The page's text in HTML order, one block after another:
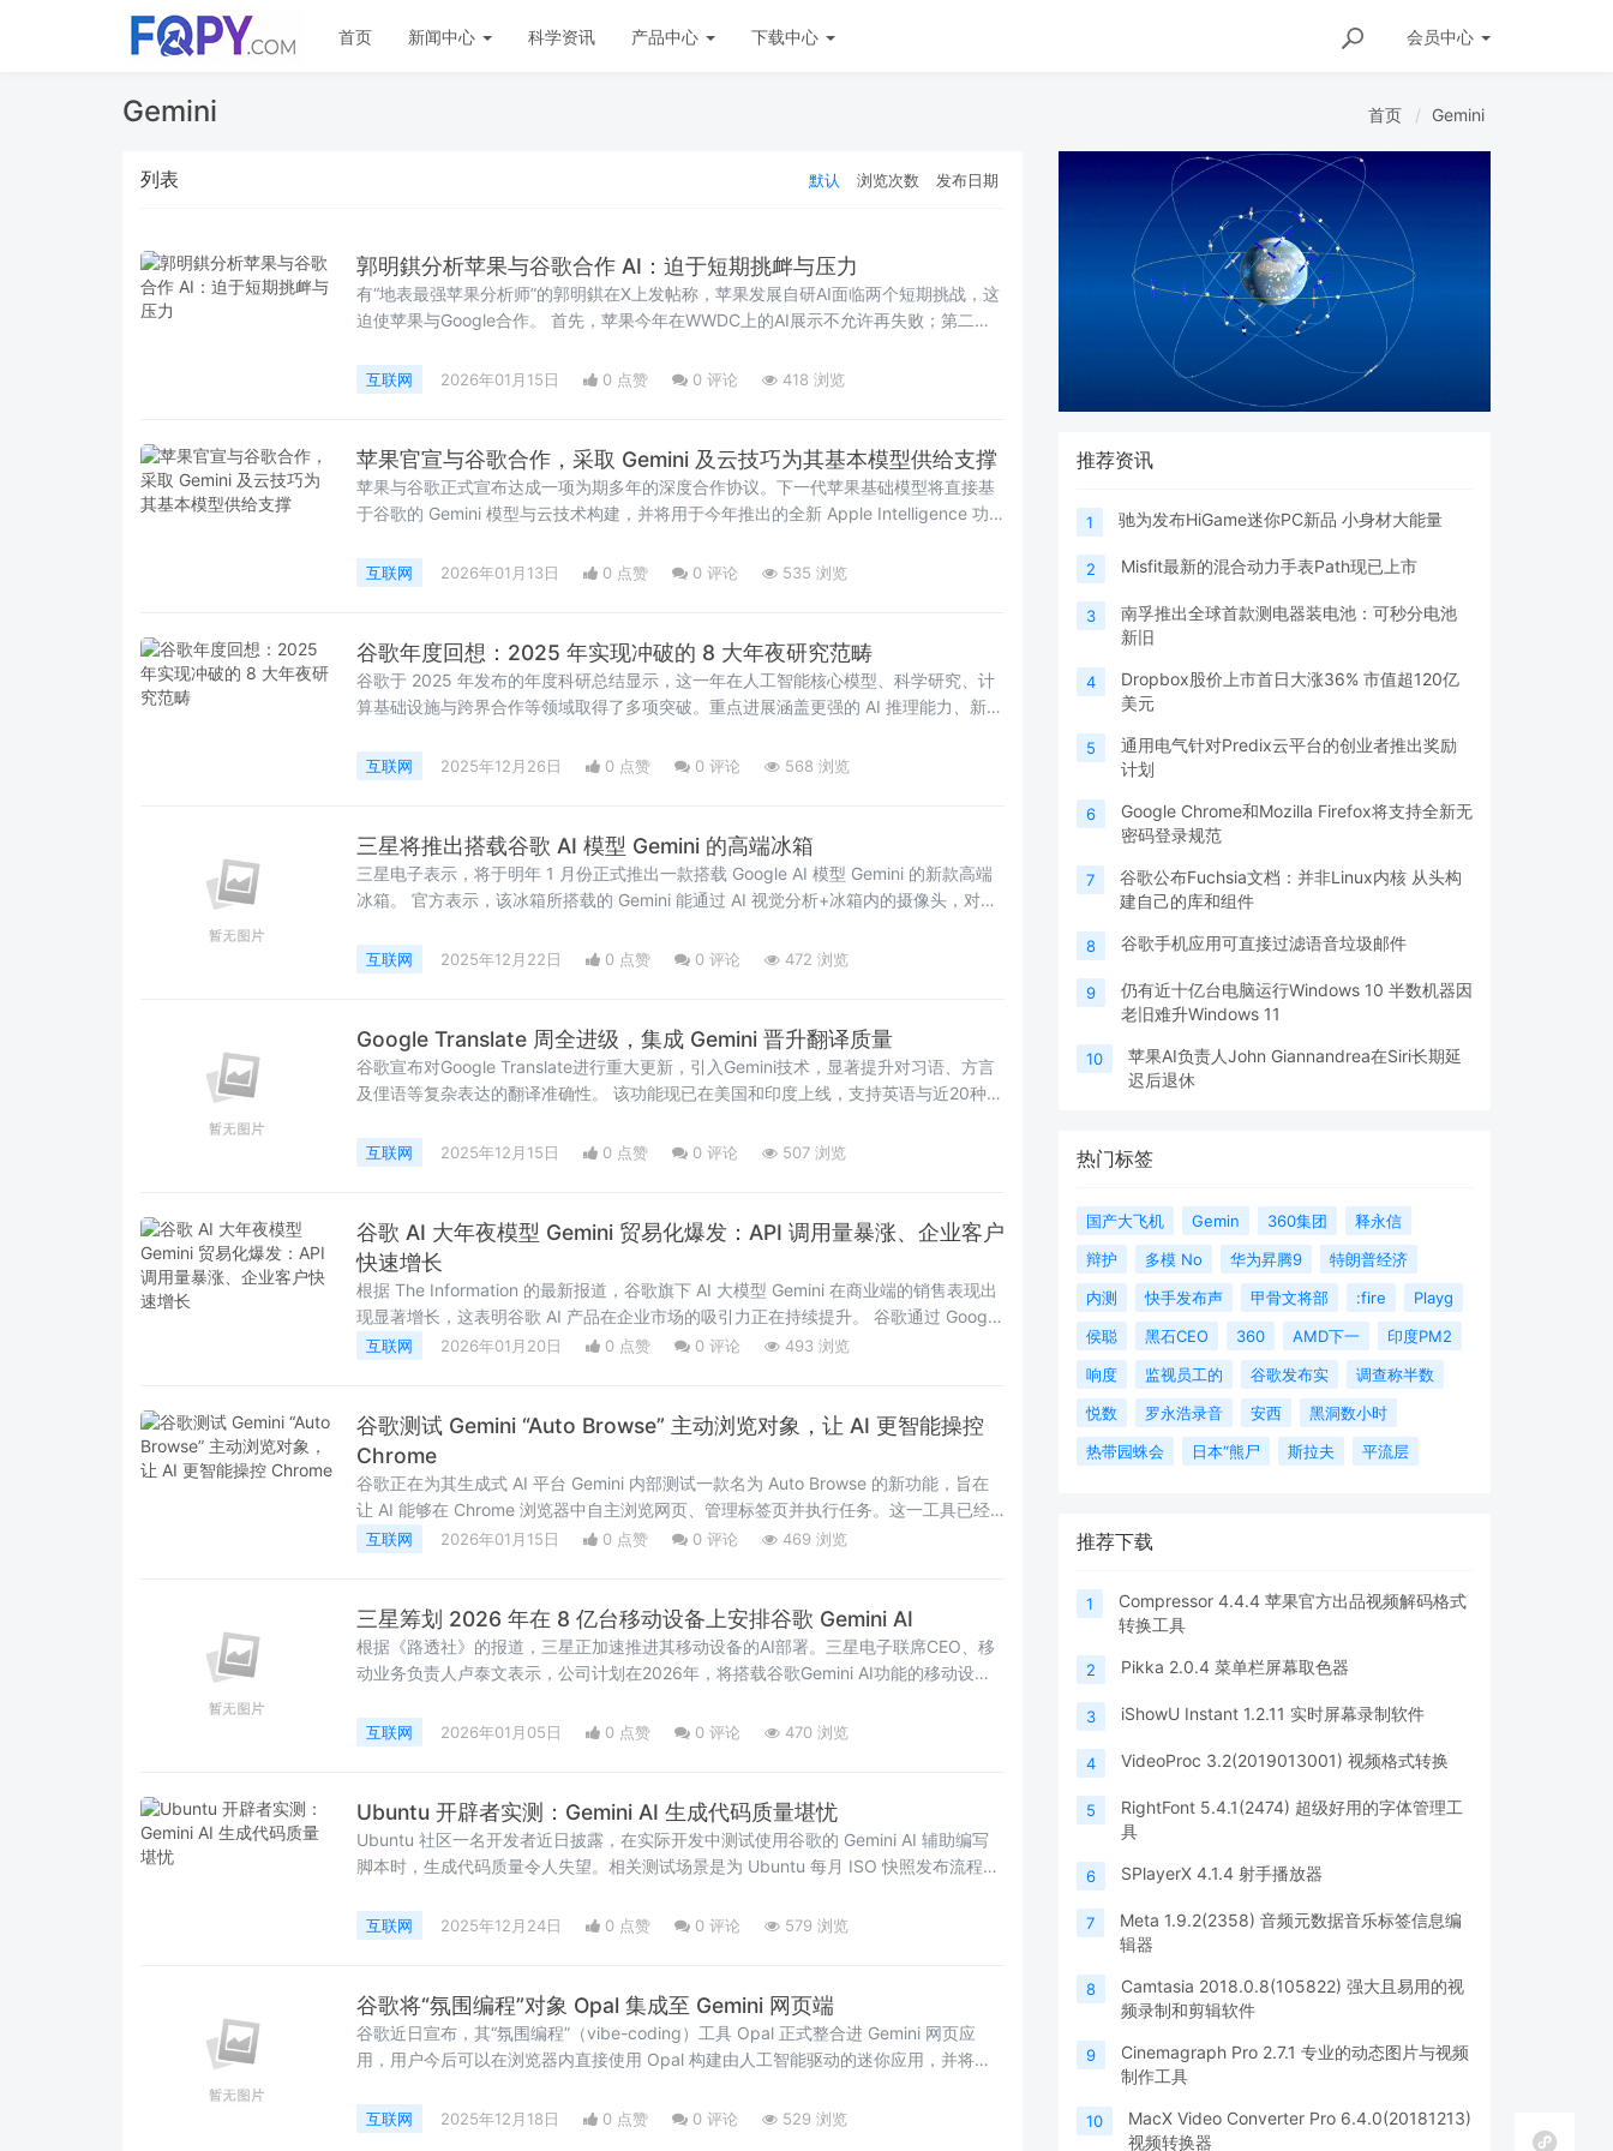
会员中心
首页 新闻中心 科学资讯 产品中心 下载中心
Gemini 首页 Gemini
列表 默认 浏览次数 发布日期
郭明錤分析苹果与谷歌合作 AI：迫于短期挑衅与压力
有“地表最强苹果分析师”的郭明錤在X上发帖称，苹果发展自研AI面临两个短期挑战，这
迫使苹果与Google合作。 首先，苹果今年在WWDC上的AI展示不允许再失败；第二，
互联网 2026年01月15日 0 点赞 0 评论 418 浏览
苹果官宣与谷歌合作，采取 Gemini 及云技巧为其基本模型供给支撑
苹果与谷歌正式宣布达成一项为期多年的深度合作协议。下一代苹果基础模型将直接基
于谷歌的 Gemini 模型与云技术构建，并将用于今年推出的全新 Apple Intelligence 功
互联网 2026年01月13日 0 点赞 0 评论 535 浏览
谷歌年度回想：2025 年实现冲破的 8 大年夜研究范畴
谷歌于 2025 年发布的年度科研总结显示，这一年在人工智能核心模型、科学研究、计
算基础设施与跨界合作等领域取得了多项突破。重点进展涵盖更强的 AI 推理能力、新工
互联网 2025年12月26日 0 点赞 0 评论 568 浏览
三星将推出搭载谷歌 AI 模型 Gemini 的高端冰箱
三星电子表示，将于明年 1 月份正式推出一款搭载 Google AI 模型 Gemini 的新款高端
冰箱。 官方表示，该冰箱所搭载的 Gemini 能通过 AI 视觉分析+冰箱内的摄像头，对存
互联网 2025年12月22日 0 点赞 0 评论 472 浏览
Google Translate 周全进级，集成 Gemini 晋升翻译质量
谷歌宣布对Google Translate进行重大更新，引入Gemini技术，显著提升对习语、方言
及俚语等复杂表达的翻译准确性。 该功能现已在美国和印度上线，支持英语与近20种语
互联网 2025年12月15日 0 点赞 0 评论 507 浏览
谷歌 AI 大年夜模型 Gemini 贸易化爆发：API 调用量暴涨、企业客户
快速增长
根据 The Information 的最新报道，谷歌旗下 AI 大模型 Gemini 在商业端的销售表现出
现显著增长，这表明谷歌 AI 产品在企业市场的吸引力正在持续提升。 谷歌通过 Google
Cloud 向开发者提供 Gemini 模型的访问权限...
互联网 2026年01月20日 0 点赞 0 评论 493 浏览
谷歌测试 Gemini “Auto Browse” 主动浏览对象，让 AI 更智能操控
Chrome
谷歌正在为其生成式 AI 平台 Gemini 内部测试一款名为 Auto Browse 的新功能，旨在
让 AI 能够在 Chrome 浏览器中自主浏览网页、管理标签页并执行任务。这一工具已经
出现在 Gemini 工具栏中，图标为一个小光标，但...
互联网 2026年01月15日 0 点赞 0 评论 469 浏览
三星筹划 2026 年在 8 亿台移动设备上安排谷歌 Gemini AI
根据《路透社》的报道，三星正加速推进其移动设备的AI部署。三星电子联席CEO、移
动业务负责人卢泰文表示，公司计划在2026年，将搭载谷歌Gemini AI功能的移动设备
互联网 2026年01月05日 0 点赞 0 评论 470 浏览
Ubuntu 开辟者实测：Gemini AI 生成代码质量堪忧
Ubuntu 社区一名开发者近日披露，在实际开发中测试使用谷歌的 Gemini AI 辅助编写
脚本时，生成代码质量令人失望。相关测试场景是为 Ubuntu 每月 ISO 快照发布流程编
互联网 2025年12月24日 0 点赞 0 评论 579 浏览
谷歌将“氛围编程”对象 Opal 集成至 Gemini 网页端
谷歌近日宣布，其“氛围编程”（vibe-coding）工具 Opal 正式整合进 Gemini 网页应
用，用户今后可以在浏览器内直接使用 Opal 构建由人工智能驱动的迷你应用，并将其
互联网 2025年12月18日 0 点赞 0 评论 529 浏览
推荐资讯
1 驰为发布HiGame迷你PC新品 小身材大能量
2 Misfit最新的混合动力手表Path现已上市
3
南孚推出全球首款测电器装电池：可秒分电池
新旧
4
Dropbox股价上市首日大涨36% 市值超120亿
美元
5
通用电气针对Predix云平台的创业者推出奖励
计划
6
Google Chrome和Mozilla Firefox将支持全新无
密码登录规范
7
谷歌公布Fuchsia文档：并非Linux内核 从头构
建自己的库和组件
8 谷歌手机应用可直接过滤语音垃圾邮件
9
仍有近十亿台电脑运行Windows 10 半数机器因
老旧难升Windows 11
10
苹果AI负责人John Giannandrea在Siri长期延
迟后退休
热门标签
国产大飞机 Gemin 360集团
释永信
辩护
多模 No 华为昇腾9
特朗普经济
内测
快手发布声 甲骨文将部 :fire
Playg
侯聪
黑石CEO 360 AMD下一
印度PM2
响度
监视员工的 谷歌发布实
调查称半数
悦数
罗永浩录音 安西
黑洞数小时
热带园蛛会
日本“熊尸 斯拉夫 平流层
推荐下载
1
Compressor 4.4.4 苹果官方出品视频解码格式
转换工具
2 Pikka 2.0.4 菜单栏屏幕取色器
3 iShowU Instant 1.2.11 实时屏幕录制软件
4 VideoProc 3.2(2019013001) 视频格式转换
5
RightFont 5.4.1(2474) 超级好用的字体管理工
具
6 SPlayerX 4.1.4 射手播放器
7
Meta 1.9.2(2358) 音频元数据音乐标签信息编
辑器
8
Camtasia 2018.0.8(105822) 强大且易用的视
频录制和剪辑软件
9
Cinemagraph Pro 2.7.1 专业的动态图片与视频
制作工具
10
MacX Video Converter Pro 6.4.0(20181213)
视频转换器